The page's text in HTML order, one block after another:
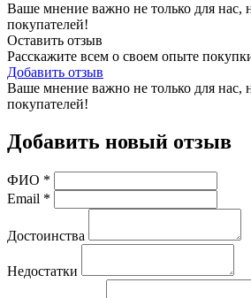
Ваше мнение важно не только для нас,
покупателей!
Оставить отзыв
Расскажите всем о своем опыте
Добавить отзыв
Ваше мнение важно не только для нас,
покупателей!
Добавить новый отзыв
ФИО *
Email *
Достоинства
Недостатки